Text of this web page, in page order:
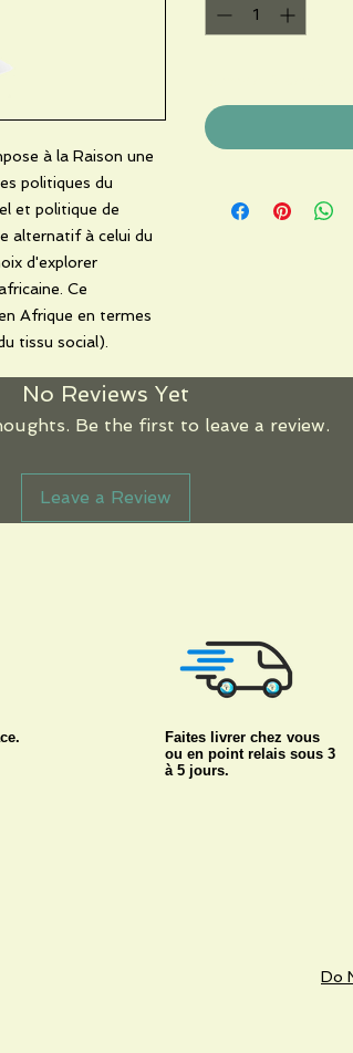
à la Raison une
politiques du
et politique de
alternatif à celui du
d'explorer
Ce
Afrique en termes
tissu social).
No Reviews Yet
Be the first to leave a review.
Leave a Review
Faites livrer chez vous
ou en point relais sous 3
à 5 jours.
Do